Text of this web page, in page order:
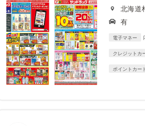
北海道
有
電子マネー
クレジットカ
ポイントカー